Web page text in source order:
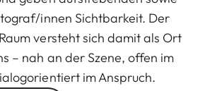
innen Sichtbarkeit. Der
versteht sich damit als Ort
– nah an der Szene, offen im
im Anspruch.